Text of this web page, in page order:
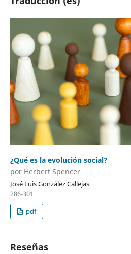
¿Qué es la evolución social?
por Herbert Spencer
José Luis González Callejas
286-301
pdf
Reseñas